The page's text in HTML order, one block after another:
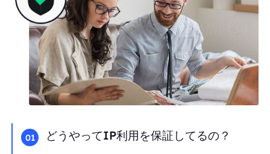
01 どうやってIP利用を保証してるの？